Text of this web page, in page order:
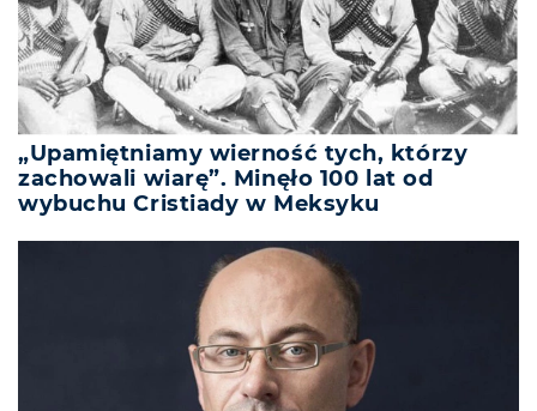
„Upamiętniamy wierność tych, którzy
zachowali wiarę”. Minęło 100 lat od
wybuchu Cristiady w Meksyku